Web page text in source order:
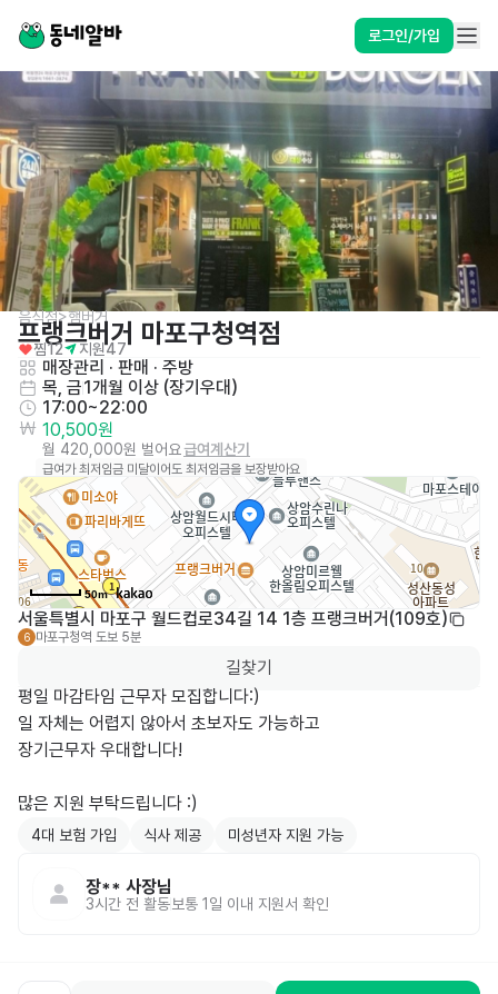
로그인/가입
음식점>햄버거
프랭크버거 마포구청역점
찜12 지원47
매장관리 · 판매 · 주방
목, 금1개월 이상 (장기우대)
17:00~22:00
10,500원
월 420,000원 벌어요급여계산기
급여가 최저임금 미달이어도 최저임금을 보장받아요
50m
서울특별시 마포구 월드컵로34길 14 1층 프랭크버거(109호)
6 마포구청역 도보 5분
길찾기
평일 마감타임 근무자 모집합니다:)
일 자체는 어렵지 않아서 초보자도 가능하고
장기근무자 우대합니다!
4대 보험 가입 식사 제공 미성년자 지원 가능
장** 사장님
3시간 전 활동 보통 1일 이내 지원서 확인